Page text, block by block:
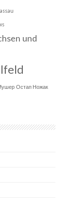
und
Остап Ножак